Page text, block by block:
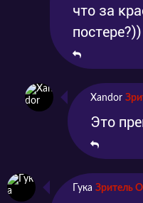
что за
постере?))
Xandor
Это
Гука Зритель